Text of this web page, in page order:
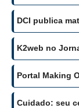
DCI publica
K2web no
Portal Making
Cuidado: seu